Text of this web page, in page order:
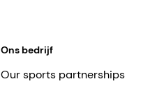
Ons bedrijf
Our sports partnerships